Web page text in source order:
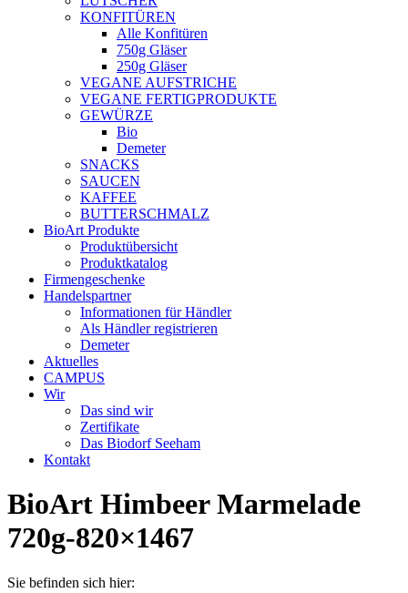
KONFITÜREN
Alle Konfitüren
750g Gläser
250g Gläser
VEGANE AUFSTRICHE
VEGANE FERTIGPRODUKTE
GEWÜRZE
Bio
Demeter
SNACKS
SAUCEN
KAFFEE
BUTTERSCHMALZ
BioArt Produkte
Produktübersicht
Produktkatalog
Firmengeschenke
Handelspartner
Informationen für Händler
Als Händler registrieren
Demeter
Aktuelles
CAMPUS
Wir
Das sind wir
Zertifikate
Das Biodorf Seeham
Kontakt
BioArt Himbeer Marmelade
720g-820×1467
Sie befinden sich hier: